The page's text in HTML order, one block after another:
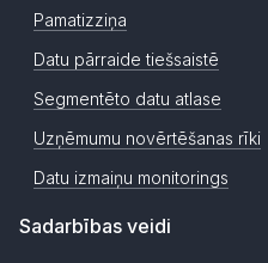
Pamatizziņa
Datu pārraide tiešsaistē
Segmentēto datu atlase
Uzņēmumu novērtēšanas rīki
Datu izmaiņu monitorings
Sadarbības veidi